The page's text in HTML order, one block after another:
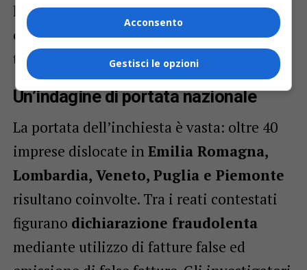
ha congelato beni per oltre4,6 milioni di
euro, considerati il profitto dei reati
tributari.
Un’indagine di portata nazionale
La portata dell’inchiesta è vasta: oltre 40
imprese dislocate inEmilia Romagna,
Lombardia, Veneto, Puglia e Piemonte
risultano coinvolte. Tra i reati contestati
figurano dichiarazione fraudolenta
mediante utilizzo di fatture false ed
Acconsento
Gestisci le opzioni